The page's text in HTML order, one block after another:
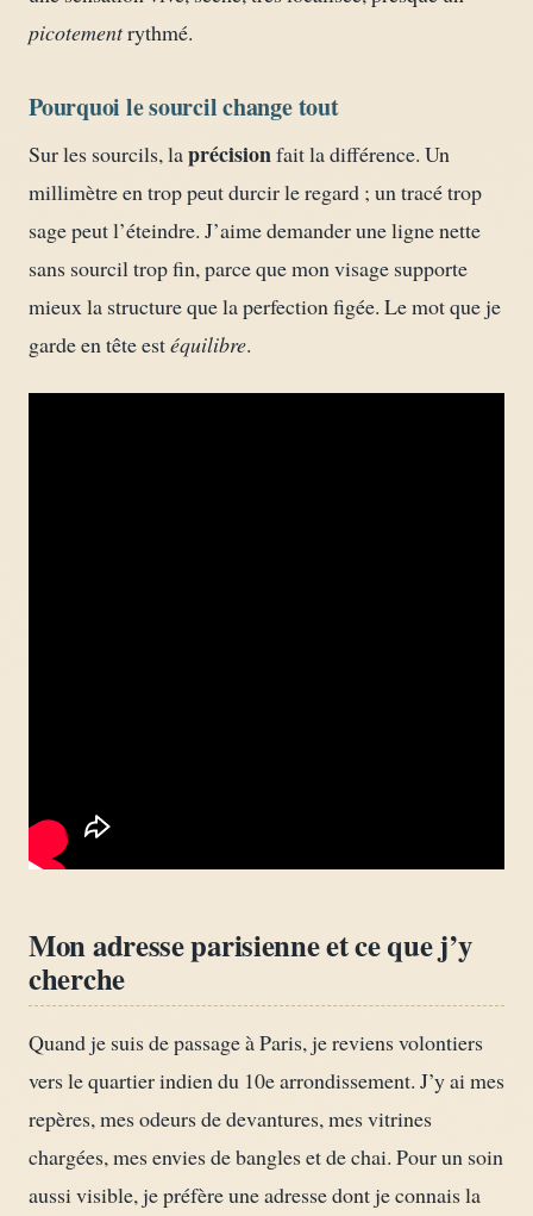
picotementrythmé.
Pourquoi le sourcil change tout
Sur les sourcils, laprécisionfait la différence. Un
millimètre en trop peut durcir le regard ; un tracé trop
sage peut l’éteindre. J’aime demander une ligne nette
sans sourcil trop fin, parce que mon visage supporte
mieux la structure que la perfection figée. Le mot que je
garde en tête estéquilibre.
Mon adresse parisienne et ce que j’y
cherche
Quand je suis de passage à Paris, je reviens volontiers
vers le quartier indien du 10e arrondissement. J’y ai mes
repères, mes odeurs de devantures, mes vitrines
chargées, mes envies de bangles et de chai. Pour un soin
aussi visible, je préfère une adresse dont je connais la